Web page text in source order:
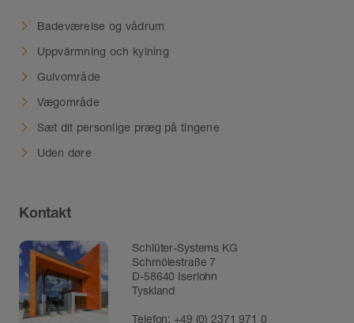
Badeværelse og vådrum
Uppvärmning och kylning
Gulvområde
Vægområde
Sæt dit personlige præg på tingene
Uden døre
Kontakt
Schlüter-Systems KG
Schmölestraße 7
D-58640 Iserlohn
Tyskland
Telefon:+49 (0) 2371 971 0